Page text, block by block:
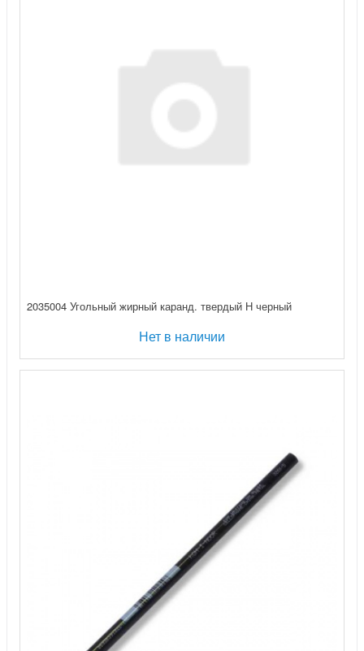
2035004 Угольный жирный каранд. твердый Н черный
Нет в наличии